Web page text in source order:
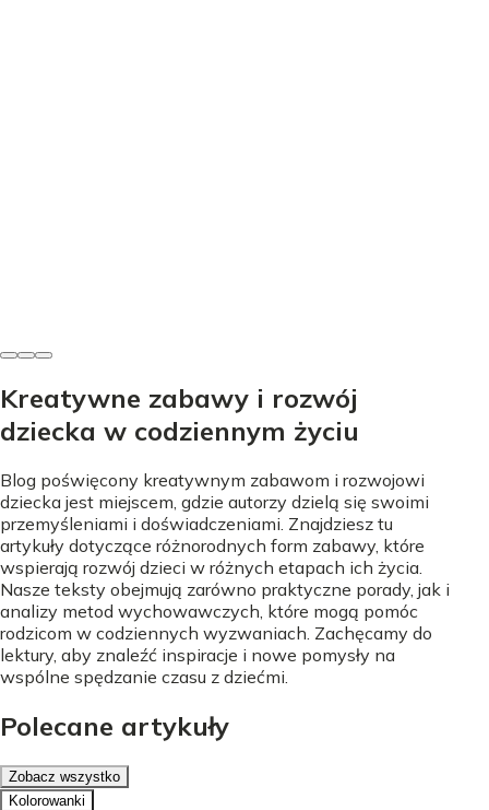
Kreatywne zabawy i rozwój
dziecka w codziennym życiu
Blog poświęcony kreatywnym zabawom i rozwojowi
dziecka jest miejscem, gdzie autorzy dzielą się swoimi
przemyśleniami i doświadczeniami. Znajdziesz tu
artykuły dotyczące różnorodnych form zabawy, które
wspierają rozwój dzieci w różnych etapach ich życia.
Nasze teksty obejmują zarówno praktyczne porady, jak i
analizy metod wychowawczych, które mogą pomóc
rodzicom w codziennych wyzwaniach. Zachęcamy do
lektury, aby znaleźć inspiracje i nowe pomysły na
wspólne spędzanie czasu z dziećmi.
Polecane artykuły
Zobacz wszystko
Kolorowanki